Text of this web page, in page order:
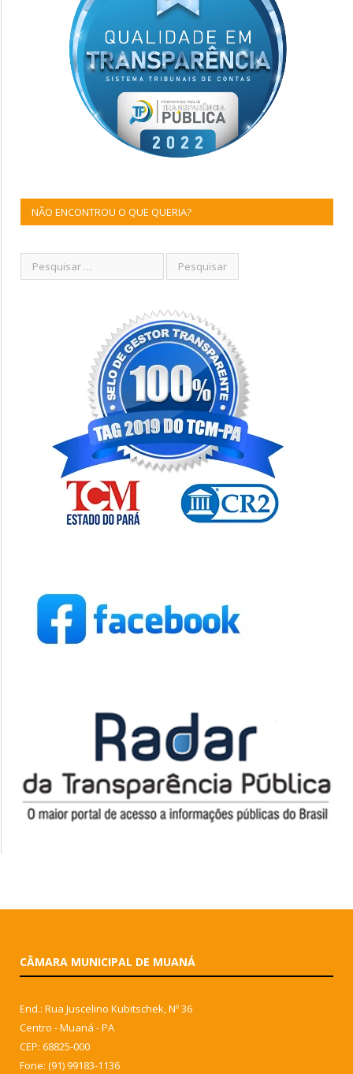
NÃO ENCONTROU O QUE QUERIA?
CÂMARA MUNICIPAL DE MUANÁ
End.: Rua Juscelino Kubitschek, Nº 36
Centro - Muaná - PA
CEP: 68825-000
Fone: (91) 99183-1136